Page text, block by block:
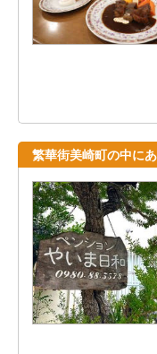
繁華街美崎町の中に